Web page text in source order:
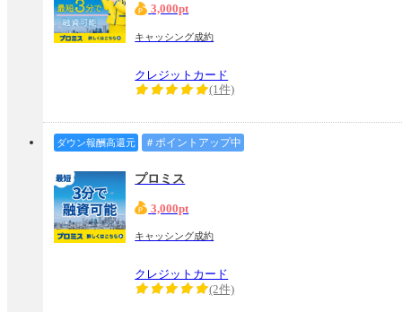
3,000pt
キャッシング成約
クレジットカード
(1件)
ダウン報酬高還元 ＃ポイントアップ中
プロミス
3,000pt
キャッシング成約
クレジットカード
(2件)